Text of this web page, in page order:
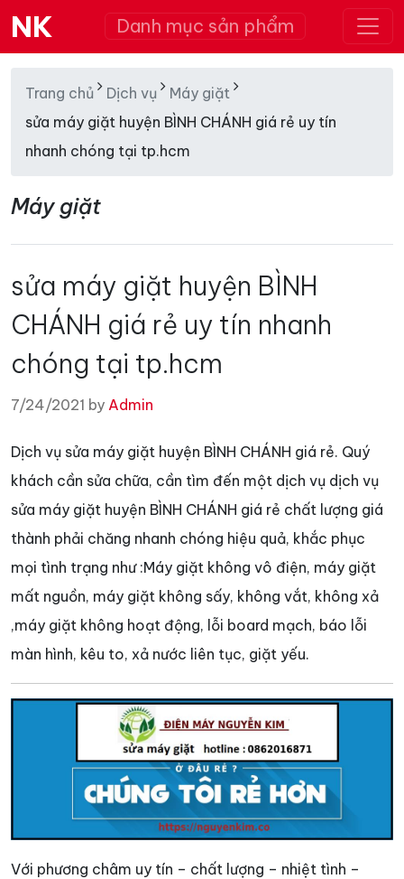
NK Danh mục sản phẩm
Trang chủ Dịch vụ
Máy giặt
sửa máy giặt huyện BÌNH CHÁNH giá rẻ uy tín
nhanh chóng tại tp.hcm
Máy giặt
sửa máy giặt huyện BÌNH
CHÁNH giá rẻ uy tín nhanh
chóng tại tp.hcm
7/24/2021 by Admin
Dịch vụ sửa máy giặt huyện BÌNH CHÁNH giá rẻ. Quý
khách cần sửa chữa, cần tìm đến một dịch vụ dịch vụ
sửa máy giặt huyện BÌNH CHÁNH giá rẻ chất lượng giá
thành phải chăng nhanh chóng hiệu quả, khắc phục
mọi tình trạng như :Máy giặt không vô điện, máy giặt
mất nguồn, máy giặt không sấy, không vắt, không xả
,máy giặt không hoạt động, lỗi board mạch, báo lỗi
màn hình, kêu to, xả nước liên tục, giặt yếu.
Với phương châm uy tín – chất lượng – nhiệt tình –